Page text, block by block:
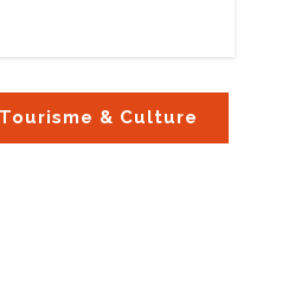
Tourisme & Culture